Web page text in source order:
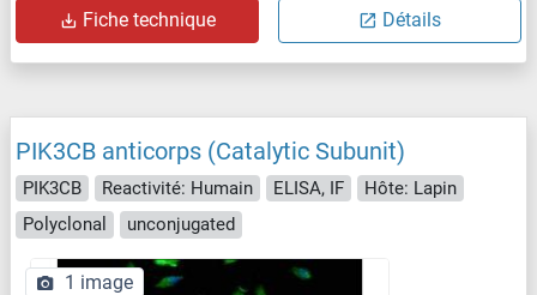
Fiche technique Détails
PIK3CB anticorps (Catalytic Subunit)
PIK3CB Reactivité: Humain ELISA, IF
Hôte: Lapin
Polyclonal
unconjugated
1 image